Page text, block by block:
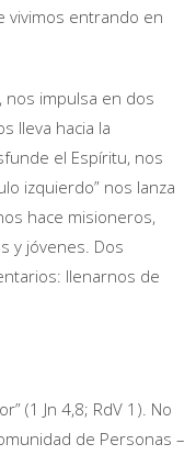
vivimos entrando en
nos impulsa en dos
lleva hacia la
el Espíritu, nos
izquierdo” nos lanza
hace misioneros,
y jóvenes. Dos
llenarnos de
(1 Jn 4,8; RdV 1). No
de Personas –